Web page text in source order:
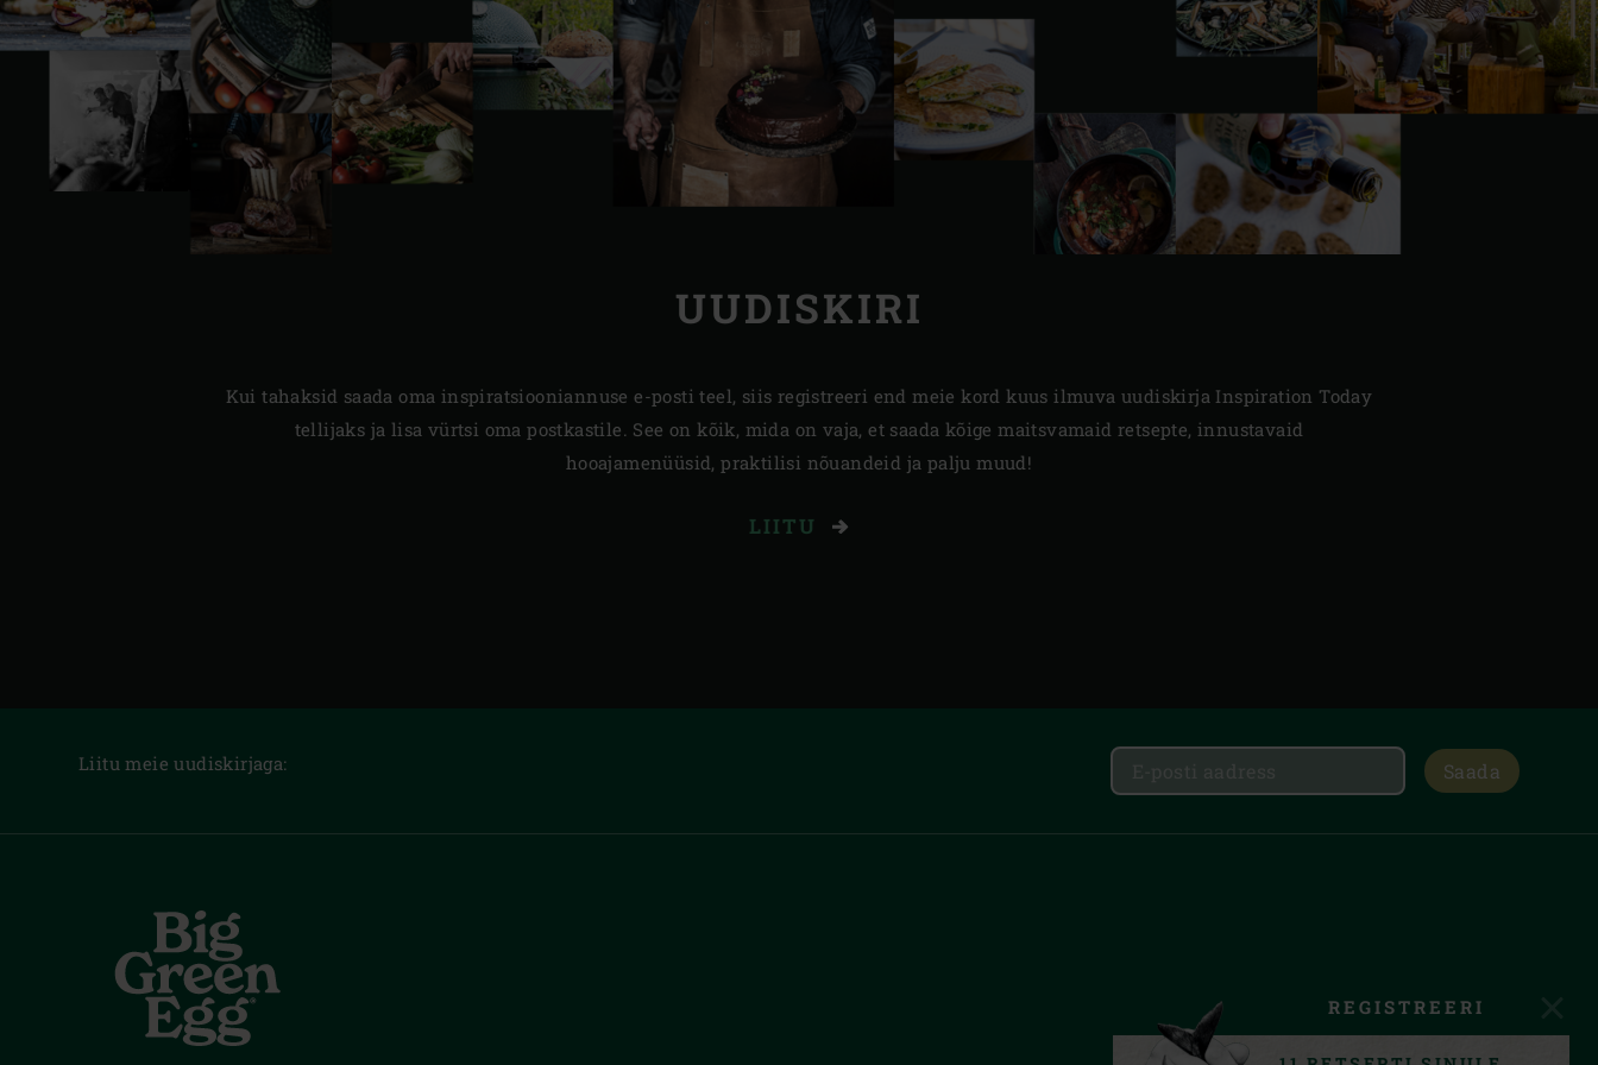
UUDISKIRI
Kui tahaksid saada oma inspiratsiooniannuse e-posti teel, siis registreeri end meie kord kuus ilmuva uudiskirja Inspiration Today
tellijaks ja lisa vürtsi oma postkastile. See on kõik, mida on vaja, et saada kõige maitsvamaid retsepte, innustavaid
hooajamenüüsid, praktilisi nõuandeid ja palju muud!
LIITU
Liitu meie uudiskirjaga: Saada
REGISTREERI